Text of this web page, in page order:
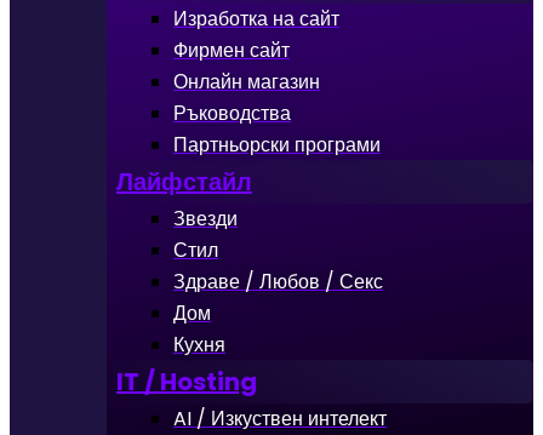
Изработка на сайт
Фирмен сайт
Онлайн магазин
Ръководства
Партньорски програми
Лайфстайл
Звезди
Стил
Здраве / Любов / Секс
Дом
Кухня
IT / Hosting
AI / Изкуствен интелект